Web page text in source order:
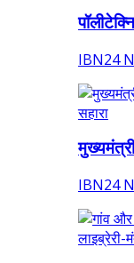
IBN24
IBN24